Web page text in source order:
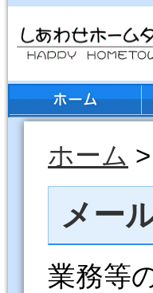
ホーム
メー
業務等